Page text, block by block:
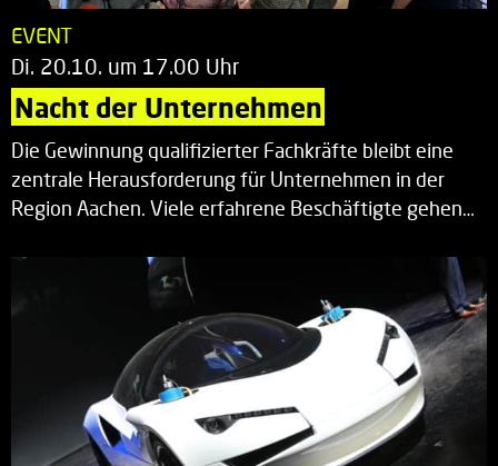
EVENT
Di. 20.10. um 17.00 Uhr
Nacht der Unternehmen
Die Gewinnung qualifizierter Fachkräfte bleibt eine
zentrale Herausforderung für Unternehmen in der
Region Aachen. Viele erfahrene Beschäftigte gehen…